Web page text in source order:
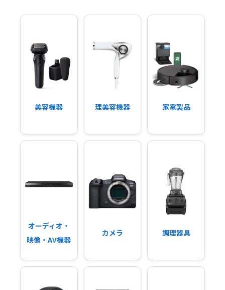
美容機器 理美容機器 家電製品
オーディオ・
映像・AV機器
カメラ 調理器具